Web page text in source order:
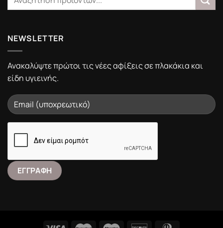
NEWSLETTER
Ανακαλύψτε πρώτοι τις νέες αφίξεις σε πλακάκια και
είδη υγιεινής.